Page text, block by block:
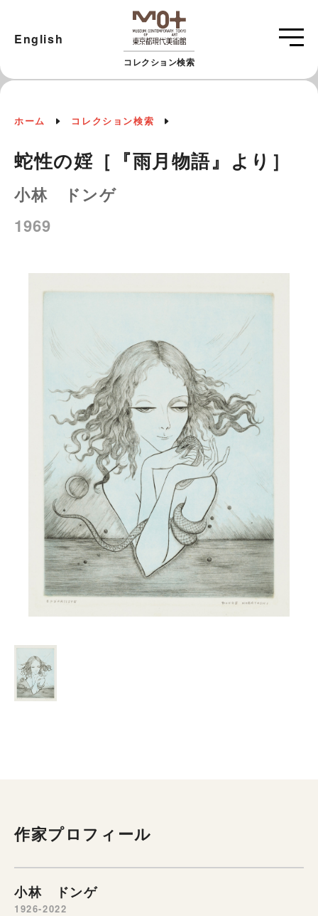
コレクション検索
English
ホーム コレクション検索
蛇性の婬［『雨月物語』より］
小林 ドンゲ
1969
作家プロフィール
小林 ドンゲ
1926-2022